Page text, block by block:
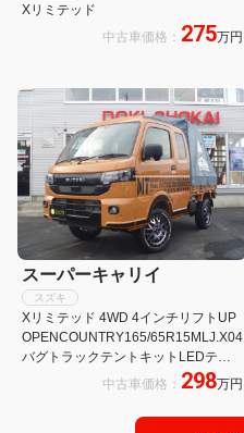
Xリミテッド
中古車価格： 275万円
スーパーキャリイ
スズキ
Xリミテッド 4WD 4インチリフトUP
OPENCOUNTRY165/65R15MLJ.X04
バグトラックテントキットLEDテー
ルランプ 届出済み未使用車 スマート
中古車価格： 298万円